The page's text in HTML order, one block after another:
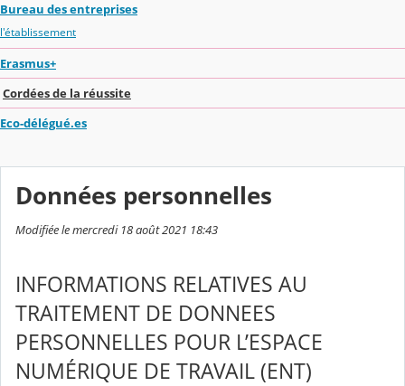
Bureau des entreprises
l'établissement
Erasmus+
Cordées de la réussite
Eco-délégué.es
Données personnelles
Modifiée le mercredi 18 août 2021 18:43
INFORMATIONS RELATIVES AU
TRAITEMENT DE DONNEES
PERSONNELLES POUR L’ESPACE
NUMÉRIQUE DE TRAVAIL (ENT)